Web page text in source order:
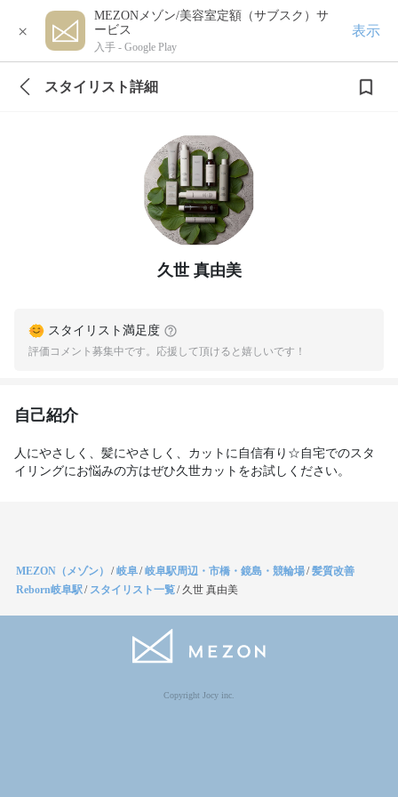
×
MEZONメゾン/美容室定額（サブスク）サ
ービス
入手 - Google Play
表示
スタイリスト詳細
久世 真由美
スタイリスト満足度
評価コメント募集中です。応援して頂けると嬉しいです！
自己紹介
人にやさしく、髪にやさしく、カットに自信有り☆自宅でのスタ
MEZON（メゾン） /岐阜/岐阜駅周辺・市橋・鏡島・競輪場/髪質改善
Reborn岐阜駅/ スタイリスト一覧/ 久世 真由美
Copyright Jocy inc.